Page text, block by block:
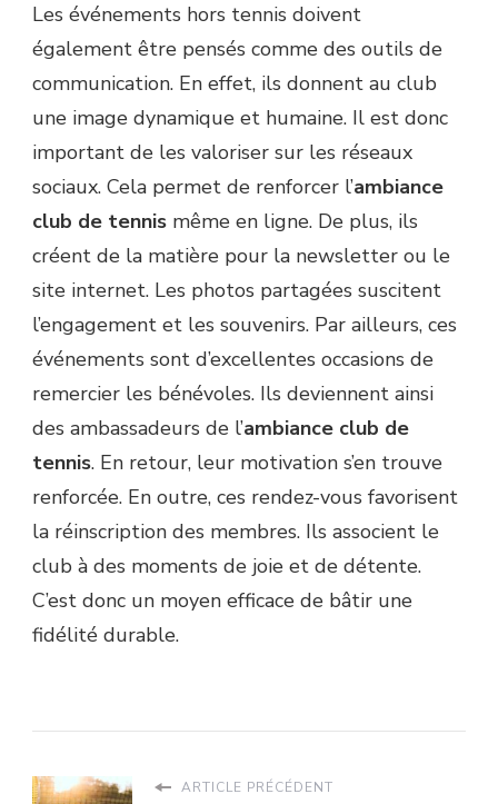
Les événements hors tennis doivent
également être pensés comme des outils de
communication. En effet, ils donnent au club
une image dynamique et humaine. Il est donc
important de les valoriser sur les réseaux
sociaux. Cela permet de renforcer l’ambiance
club de tennis même en ligne. De plus, ils
créent de la matière pour la newsletter ou le
site internet. Les photos partagées suscitent
l’engagement et les souvenirs. Par ailleurs, ces
événements sont d’excellentes occasions de
remercier les bénévoles. Ils deviennent ainsi
des ambassadeurs de l’ambiance club de
tennis. En retour, leur motivation s’en trouve
renforcée. En outre, ces rendez-vous favorisent
la réinscription des membres. Ils associent le
club à des moments de joie et de détente.
C’est donc un moyen efficace de bâtir une
fidélité durable.
ARTICLE PRÉCÉDENT